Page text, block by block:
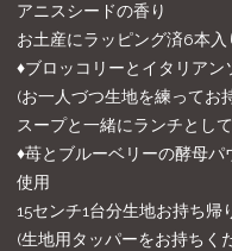
アニスシードの香り
お土産にラッピング済6本入
♦︎ブロッコリーとイタリアン
(お一人づつ生地を練ってお
スープと一緒にランチとし
♦︎苺とブルーベリーの酵母
使用
15センチ1台分生地お持ち帰
(生地用タッパーをお持ちく